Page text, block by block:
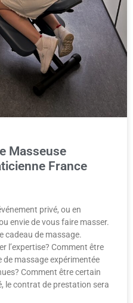
Masseuse
France
privé, ou en
envie de vous faire masser.
cadeau de massage.
l’expertise? Comment être
de massage expérimentée
Comment être certain
le contrat de prestation sera